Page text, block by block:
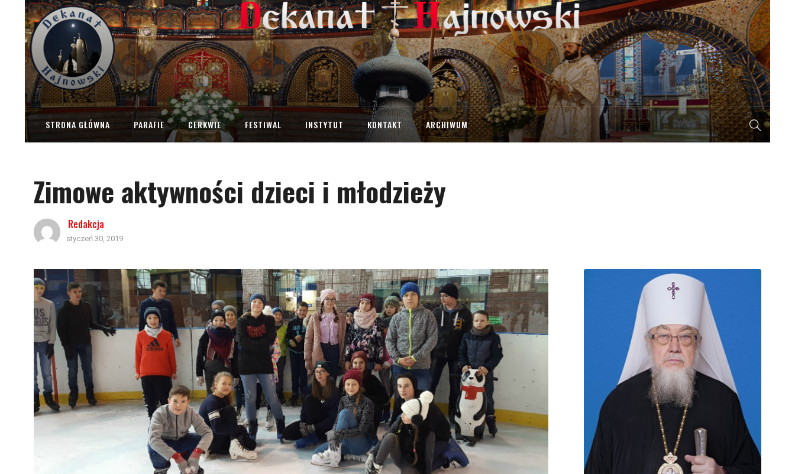
STRONA GŁÓWNA PARAFIE CERKWIE FESTIWAL INSTYTUT KONTAKT ARCHIWUM
Zimowe aktywności dzieci i młodzieży
Redakcja
styczeń 30, 2019